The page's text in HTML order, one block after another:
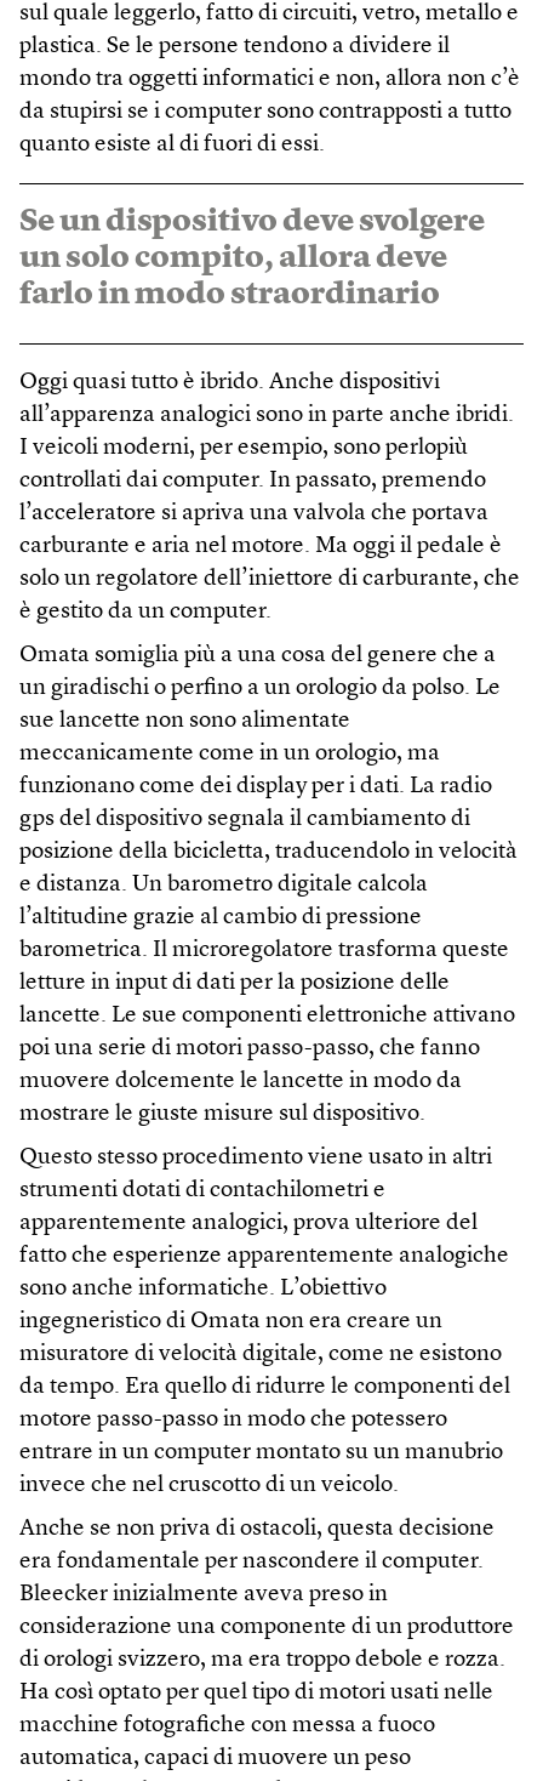
sul quale leggerlo, fatto di circuiti, vetro, metallo e
plastica. Se le persone tendono a dividere il
mondo tra oggetti informatici e non, allora non c’è
da stupirsi se i computer sono contrapposti a tutto
quanto esiste al di fuori di essi.
Se un dispositivo deve svolgere
un solo compito, allora deve
farlo in modo straordinario
Oggi quasi tutto è ibrido. Anche dispositivi
all’apparenza analogici sono in parte anche ibridi.
I veicoli moderni, per esempio, sono perlopiù
controllati dai computer. In passato, premendo
l’acceleratore si apriva una valvola che portava
carburante e aria nel motore. Ma oggi il pedale è
solo un regolatore dell’iniettore di carburante, che
è gestito da un computer.
Omata somiglia più a una cosa del genere che a
un giradischi o perfino a un orologio da polso. Le
sue lancette non sono alimentate
meccanicamente come in un orologio, ma
funzionano come dei display per i dati. La radio
gps del dispositivo segnala il cambiamento di
posizione della bicicletta, traducendolo in velocità
e distanza. Un barometro digitale calcola
l’altitudine grazie al cambio di pressione
barometrica. Il microregolatore trasforma queste
letture in input di dati per la posizione delle
lancette. Le sue componenti elettroniche attivano
poi una serie di motori passo-passo, che fanno
muovere dolcemente le lancette in modo da
mostrare le giuste misure sul dispositivo.
Questo stesso procedimento viene usato in altri
strumenti dotati di contachilometri e
apparentemente analogici, prova ulteriore del
fatto che esperienze apparentemente analogiche
sono anche informatiche. L’obiettivo
ingegneristico di Omata non era creare un
misuratore di velocità digitale, come ne esistono
da tempo. Era quello di ridurre le componenti del
motore passo-passo in modo che potessero
entrare in un computer montato su un manubrio
invece che nel cruscotto di un veicolo.
Anche se non priva di ostacoli, questa decisione
era fondamentale per nascondere il computer.
Bleecker inizialmente aveva preso in
considerazione una componente di un produttore
di orologi svizzero, ma era troppo debole e rozza.
Ha così optato per quel tipo di motori usati nelle
macchine fotografiche con messa a fuoco
automatica, capaci di muovere un peso